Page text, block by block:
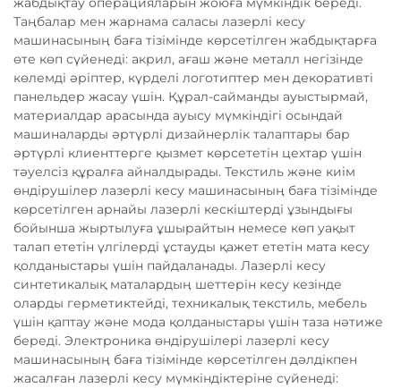
Таңбалар мен жарнама саласы лазерлі кесу
машинасының баға тізімінде көрсетілген жабдықтарға
өте көп сүйенеді: акрил, ағаш және металл негізінде
көлемді әріптер, күрделі логотиптер мен декоративті
панельдер жасау үшін. Құрал-сайманды ауыстырмай,
материалдар арасында ауысу мүмкіндігі осындай
машиналарды әртүрлі дизайнерлік талаптары бар
әртүрлі клиенттерге қызмет көрсететін цехтар үшін
тәуелсіз құралға айналдырады. Текстиль және киім
өндірушілер лазерлі кесу машинасының баға тізімінде
көрсетілген арнайы лазерлі кескіштерді ұзындығы
бойынша жыртылуға ұшырайтын немесе көп уақыт
талап ететін үлгілерді ұстауды қажет ететін мата кесу
қолданыстары үшін пайдаланады. Лазерлі кесу
синтетикалық маталардың шеттерін кесу кезінде
оларды герметиктейді, техникалық текстиль, мебель
үшін қаптау және мода қолданыстары үшін таза нәтиже
береді. Электроника өндірушілері лазерлі кесу
машинасының баға тізімінде көрсетілген дәлдікпен
жасалған лазерлі кесу мүмкіндіктеріне сүйенеді: